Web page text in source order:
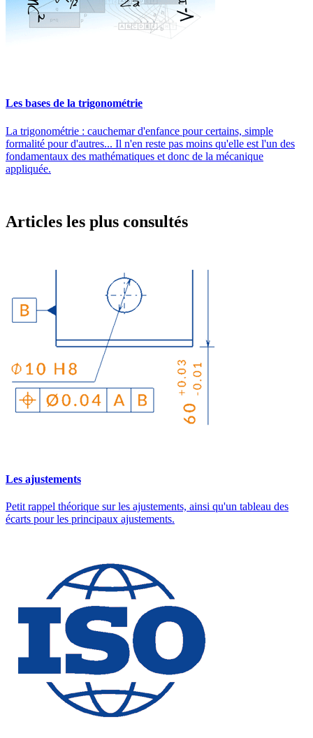
Les bases de la trigonométrie
La trigonométrie : cauchemar d'enfance pour certains, simple
formalité pour d'autres... Il n'en reste pas moins qu'elle est l'un des
fondamentaux des mathématiques et donc de la mécanique
appliquée.
Articles les plus consultés
Les ajustements
Petit rappel théorique sur les ajustements, ainsi qu'un tableau des
écarts pour les principaux ajustements.